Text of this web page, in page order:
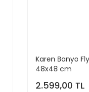
Karen Banyo
48x48 cm
2.599,00 TL